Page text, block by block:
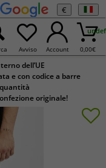
€
Avviso Account 0,00€
dell’UE
e con codice a barre
originale!